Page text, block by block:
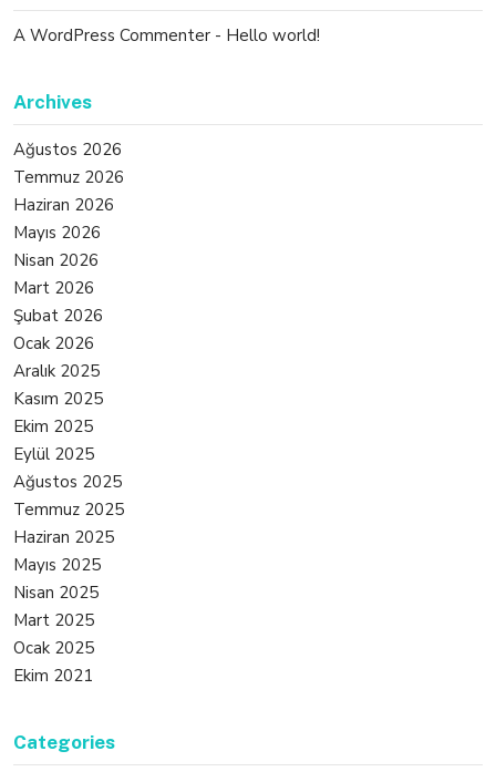
A WordPress Commenter - Hello world!
Archives
Ağustos 2026
Temmuz 2026
Haziran 2026
Mayıs 2026
Nisan 2026
Mart 2026
Şubat 2026
Ocak 2026
Aralık 2025
Kasım 2025
Ekim 2025
Eylül 2025
Ağustos 2025
Temmuz 2025
Haziran 2025
Mayıs 2025
Nisan 2025
Mart 2025
Ocak 2025
Ekim 2021
Categories